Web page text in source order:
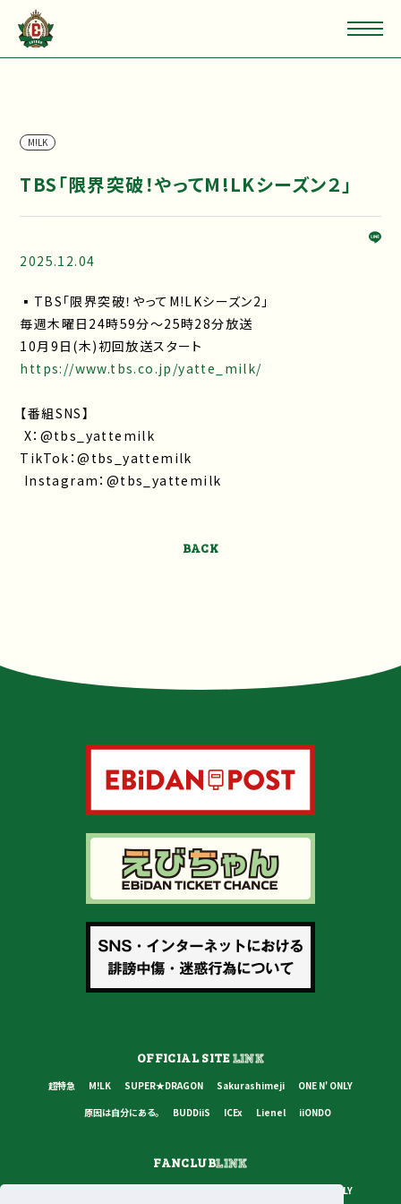
M!LK
TBS「限界突破！やってM!LKシーズン２」
2025.12.04
▪TBS「限界突破！やってM!LKシーズン2」
毎週木曜日24時59分～25時28分放送
10月9日(木)初回放送スタート
https://www.tbs.co.jp/yatte_milk/
【番組SNS】
X：@tbs_yattemilk
TikTok：@tbs_yattemilk
Instagram：@tbs_yattemilk
BACK
OFFICIAL SITELINK
超特急 M!LK SUPER★DRAGON Sakurashimeji
ONE N' ONLY
原因は自分にある。
BUDDiiS ICEx Lienel iiONDO
FANCLUBLINK
ONE N' ONLY